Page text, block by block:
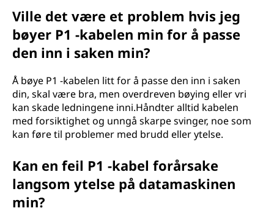
Ville det være et problem hvis jeg
bøyer P1 -kabelen min for å passe
den inn i saken min?
Å bøye P1 -kabelen litt for å passe den inn i saken
din, skal være bra, men overdreven bøying eller vri
kan skade ledningene inni.Håndter alltid kabelen
med forsiktighet og unngå skarpe svinger, noe som
kan føre til problemer med brudd eller ytelse.
Kan en feil P1 -kabel forårsake
langsom ytelse på datamaskinen
min?